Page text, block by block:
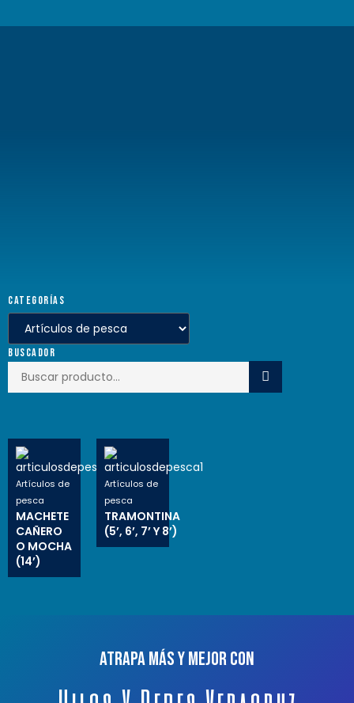
CATEGORÍAS
BUSCADOR
Artículos de
pesca
MACHETE
CAÑERO
O MOCHA
(14’)
Artículos de
pesca
TRAMONTINA
(5’, 6’, 7’ Y 8’)
Atrapa más y mejor con